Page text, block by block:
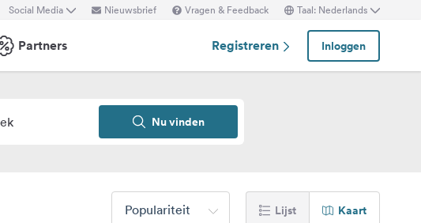
Social Media Nieuwsbrief Vragen & Feedback Taal: Nederlands
Partners Registreren Inloggen
Nu vinden
Populariteit Lijst Kaart